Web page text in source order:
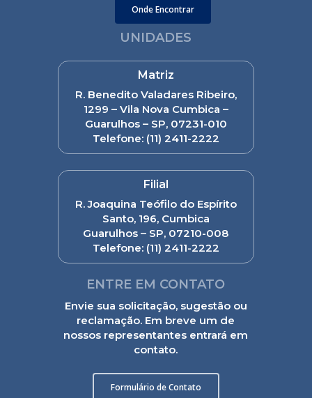
Onde Encontrar
UNIDADES
Matriz
R. Benedito Valadares Ribeiro,
1299 – Vila Nova Cumbica –
Guarulhos – SP, 07231-010
Telefone: (11) 2411-2222
Filial
R. Joaquina Teófilo do Espírito
Santo, 196, Cumbica
Guarulhos – SP, 07210-008
Telefone:(11) 2411-2222
ENTRE EM CONTATO
Envie sua solicitação, sugestão ou
reclamação. Em breve um de
nossos representantes entrará em
contato.
Formulário de Contato